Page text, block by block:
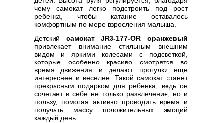
чему самокат легко подстроить под рост
ребенка, чтобы катание оставалось
комфортным по мере взросления малыша.
Детский самокат JR3-177-OR оранжевый
привлекает внимание стильным внешним
видом и яркими колесами с подсветкой,
которые особенно красиво смотрятся во
время движения и делают прогулки еще
интереснее и веселее. Такой самокат станет
прекрасным подарком для ребенка, ведь он
сочетает в себе не только развлечение, но и
пользу, помогая активно проводить время и
получать массу положительных эмоций
каждый день.